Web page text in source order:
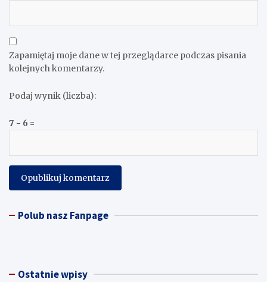
Zapamiętaj moje dane w tej przeglądarce podczas pisania
kolejnych komentarzy.
Podaj wynik (liczba):
7 − 6 =
Polub nasz Fanpage
Ostatnie wpisy